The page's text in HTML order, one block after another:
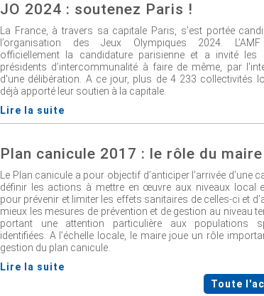
JO 2024 : soutenez Paris !
La France, à travers sa capitale Paris, s’est portée
l’organisation des Jeux Olympiques 2024.
officiellement la candidature parisienne et a invité les
présidents d’intercommunalité à faire de même, par
d'une délibération. A ce jour, plus de 4 233 collectivités
déjà apporté leur soutien à la capitale.
Lire la suite
Plan canicule 2017 : le rôle du maire
Le Plan canicule a pour objectif d’anticiper l’arrivée d’une
définir les actions à mettre en œuvre aux niveaux local
pour prévenir et limiter les effets sanitaires de celles-ci et
mieux les mesures de prévention et de gestion au niveau
portant une attention particulière aux populations
identifiées. A l’échelle locale, le maire joue un rôle
gestion du plan canicule.
Lire la suite
Toute